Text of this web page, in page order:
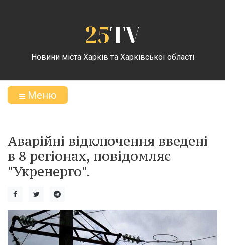
25TV
Новини міста Харків та Харківської області
Меню
Аварійні відключення введені
в 8 регіонах, повідомляє
"Укренерго".